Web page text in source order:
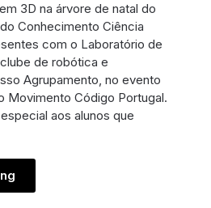
3D na árvore de natal do
Conhecimento Ciência
com o Laboratório de
de robótica e
Agrupamento, no evento
Movimento Código Portugal.
aos alunos que